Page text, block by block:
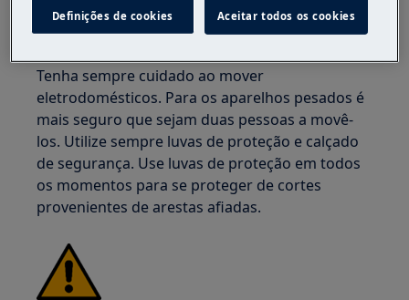
Tenha sempre cuidado ao mover
eletrodomésticos. Para os aparelhos pesados é
mais seguro que sejam duas pessoas a movê-
los. Utilize sempre luvas de proteção e calçado
de segurança. Use luvas de proteção em todos
os momentos para se proteger de cortes
provenientes de arestas afiadas.
Definições de cookies Aceitar todos os cookies